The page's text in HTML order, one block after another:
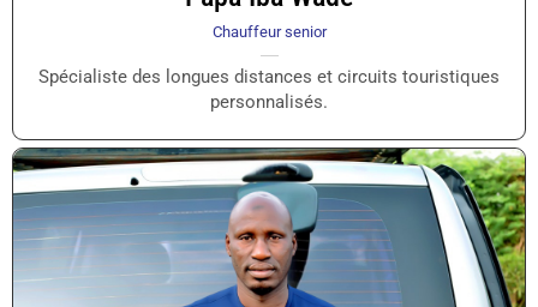
Chauffeur senior
Spécialiste des longues distances et circuits touristiques
personnalisés.